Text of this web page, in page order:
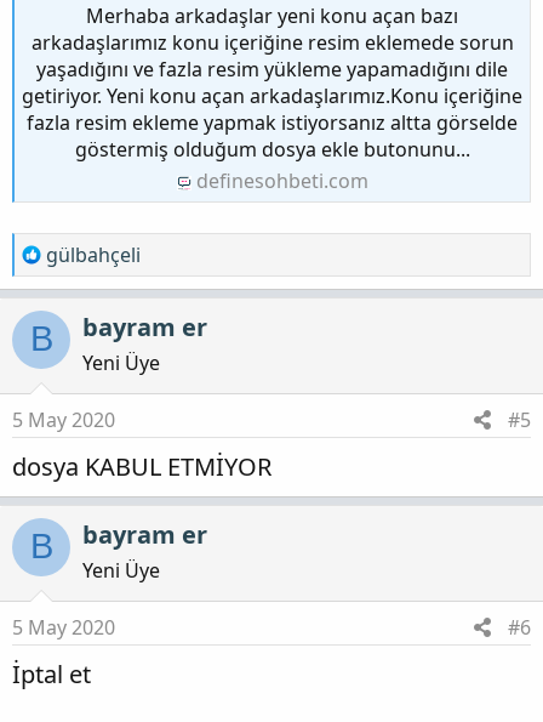
Merhaba arkadaşlar yeni konu açan bazı
arkadaşlarımız konu içeriğine resim eklemede sorun
yaşadığını ve fazla resim yükleme yapamadığını dile
getiriyor. Yeni konu açan arkadaşlarımız.Konu içeriğine
fazla resim ekleme yapmak istiyorsanız altta görselde
göstermiş olduğum dosya ekle butonunu...
definesohbeti.com
T
e
p
k
i
l
e
r
:
gülbahçeli
B bayram er
Yeni Üye
5 May 2020 #5
dosya KABUL ETMİYOR
B bayram er
Yeni Üye
5 May 2020 #6
İptal et